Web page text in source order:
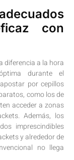
con
diferencia a la hora
durante el
por cepillos
‌como los de
acceder a⁤ zonas
Además, los
imprescindibles
y alrededor ‌de‍
‌no llega